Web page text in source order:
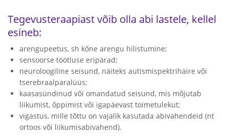
Tegevusteraapiast võib olla abi lastele, kellel
esineb:
arengupeetus, sh kõne arengu hilistumine;
sensoorse töötluse eripärad;
neuroloogiline seisund, näiteks autismispektrihäire või
tserebraalparalüüs;
kaasasündinud või omandatud seisund, mis mõjutab
liikumist, õppimist või igapäevast toimetulekut;
vigastus, mille tõttu on vajalik kasutada abivahendeid (nt
ortoos või liikumisabivahend).